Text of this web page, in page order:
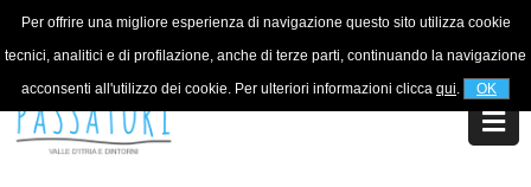
Per offrire una migliore esperienza di navigazione questo sito utilizza cookie
tecnici, analitici e di profilazione, anche di terze parti, continuando la navigazione
acconsenti all'utilizzo dei cookie. Per ulteriori informazioni clicca qui. OK
For information+39 320 5753268